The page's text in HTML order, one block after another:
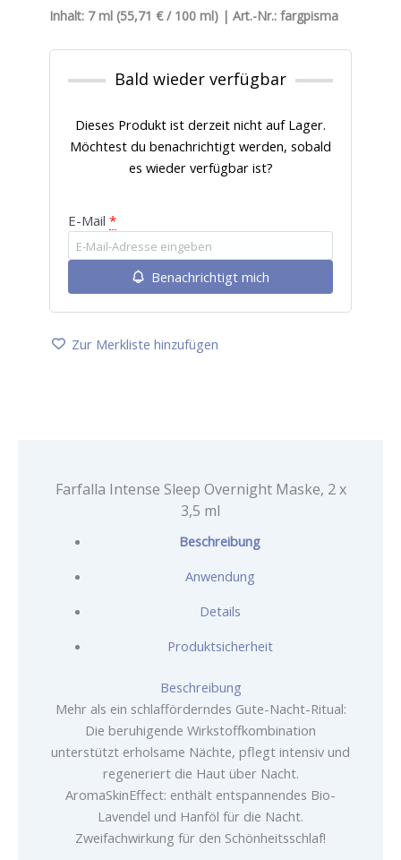
Inhalt: 7 ml (55,71 € / 100 ml) | Art.-Nr.: fargpisma
Bald wieder verfügbar
Dieses Produkt ist derzeit nicht auf Lager.
Möchtest du benachrichtigt werden, sobald
es wieder verfügbar ist?
E-Mail *
Benachrichtigt mich
Zur Merkliste hinzufügen
Farfalla Intense Sleep Overnight Maske, 2 x
3,5 ml
Beschreibung
Anwendung
Details
Produktsicherheit
Beschreibung
Mehr als ein schlafförderndes Gute-Nacht-Ritual:
Die beruhigende Wirkstoffkombination
unterstützt erholsame Nächte, pflegt intensiv und
regeneriert die Haut über Nacht.
AromaSkinEffect: enthält entspannendes Bio-
Lavendel und Hanföl für die Nacht.
Zweifachwirkung für den Schönheitsschlaf!